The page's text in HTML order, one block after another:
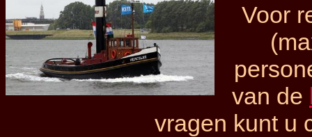
Voor
van de
vragen kunt u